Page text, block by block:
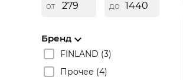
от до
Бренд
FINLAND (3)
Прочее (4)